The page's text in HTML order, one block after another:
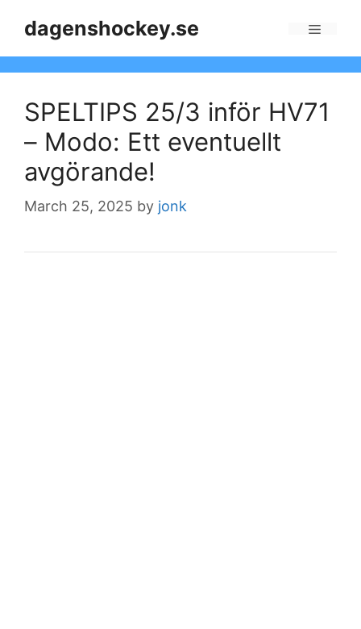
dagenshockey.se
SPELTIPS 25/3 inför HV71
– Modo: Ett eventuellt
avgörande!
March 25, 2025 by jonk